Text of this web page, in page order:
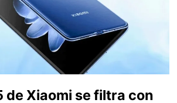
de Xiaomi se filtra con